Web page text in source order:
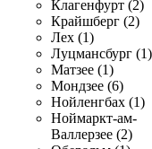
Клагенфурт (2)
Крайшберг (2)
Лех (1)
Луцмансбург (1)
Матзее (1)
Мондзее (6)
Нойленгбах (1)
Ноймаркт-ам-
Валлерзее (2)